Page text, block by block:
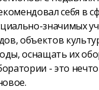
себя в
значимых
объектов
оснащать их
- это нечто